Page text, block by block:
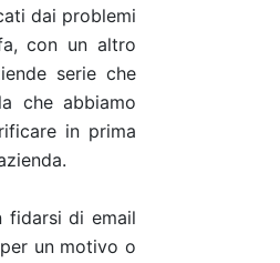
dai problemi
con un altro
serie che
che abbiamo
in prima
fidarsi di email
un motivo o